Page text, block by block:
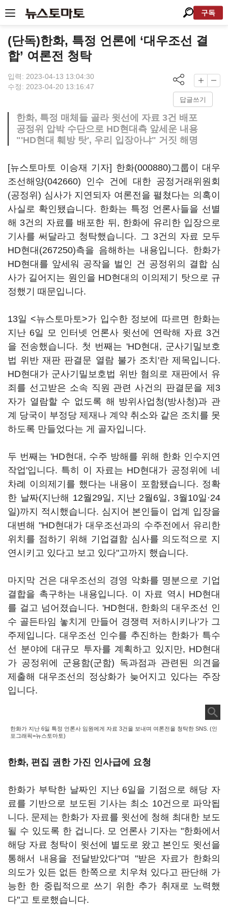
구독
(단독)한화, 특정 언론에 ‘대우조선 결
합’ 여론전 청탁
입력: 2023-04-13 13:04:30
수정: 2023-04-20 13:16:47
답글쓰기
한화, 특정 매체들 골라 윗선에 자료 3건 배포
공정위 압박 수단으로 HD현대측 앞세운 내용
"'HD현대 훼방 탓', 우리 입장아냐" 거짓 해명
[뉴스토마토 이승재 기자] 한화(000880)그룹이 대우
조선해양(042660) 인수 건에 대한 공정거래위원회
(공정위) 심사가 지연되자 여론전을 펼쳤다는 의혹이
사실로 확인됐습니다. 한화는 특정 언론사들을 선별
해 3건의 자료를 배포한 뒤, 한화에 유리한 입장으로
기사를 써달라고 청탁했습니다. 그 3건의 자료 모두
HD현대(267250)측을 음해하는 내용입니다. 한화가
HD현대를 앞세워 공작을 벌인 건 공정위의 결합 심
사가 길어지는 원인을 HD현대의 이의제기 탓으로 규
정했기 때문입니다.
13일 <뉴스토마토>가 입수한 정보에 따르면 한화는
지난 6일 모 인터넷 언론사 윗선에 연락해 자료 3건
을 전송했습니다. 첫 번째는 'HD현대, 군사기밀보호
법 위반 재판 판결문 열람 불가 조치'란 제목입니다.
HD현대가 군사기밀보호법 위반 혐의로 재판에서 유
죄를 선고받은 소속 직원 관련 사건의 판결문을 제3
자가 열람할 수 없도록 해 방위사업청(방사청)과 관
계 당국이 부정당 제재나 계약 취소와 같은 조치를 못
하도록 만들었다는 게 골자입니다.
두 번째는 'HD현대, 수주 방해를 위해 한화 인수지연
작업'입니다. 특히 이 자료는 HD현대가 공정위에 네
차례 이의제기를 했다는 내용이 포함됐습니다. 정확
한 날짜(지난해 12월29일, 지난 2월6일, 3월10일·24
일)까지 적시했습니다. 심지어 본인들이 업계 입장을
대변해 "HD현대가 대우조선과의 수주전에서 유리한
위치를 점하기 위해 기업결함 심사를 의도적으로 지
연시키고 있다고 보고 있다"고까지 했습니다.
마지막 건은 대우조선의 경영 악화를 명분으로 기업
결합을 촉구하는 내용입니다. 이 자료 역시 HD현대
를 걸고 넘어졌습니다. 'HD현대, 한화의 대우조선 인
수 골든타임 놓치게 만들어 경쟁력 저하시키나'가 그
주제입니다. 대우조선 인수를 추진하는 한화가 특수
선 분야에 대규모 투자를 계획하고 있지만, HD현대
가 공정위에 군용함(군함) 독과점과 관련된 의견을
제출해 대우조선의 정상화가 늦어지고 있다는 주장
입니다.
한화가 지난 6일 특정 언론사 임원에게 자료 3건을 보내며 여론전을 청탁한 SNS. (인
포그래픽=뉴스토마토)
한화, 편집 권한 가진 인사급에 요청
한화가 부탁한 날짜인 지난 6일을 기점으로 해당 자
료를 기반으로 보도된 기사는 최소 10건으로 파악됩
니다. 문제는 한화가 자료를 윗선에 청해 최대한 보도
될 수 있도록 한 겁니다. 모 언론사 기자는 "한화에서
해당 자료 청탁이 윗선에 별도로 왔고 본인도 윗선을
통해서 내용을 전달받았다"며 "받은 자료가 한화의
의도가 있든 없든 한쪽으로 치우쳐 있다고 판단해 가
능한 한 중립적으로 쓰기 위한 추가 취재로 노력했
다"고 토로했습니다.